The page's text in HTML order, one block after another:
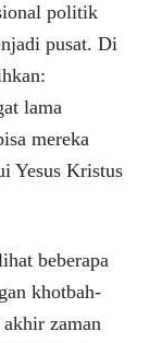
politik
pusat. Di
lama
mereka
Yesus Kristus
beberapa
khotbah-
zaman